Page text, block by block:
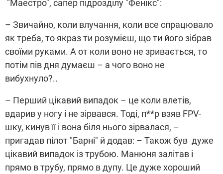
"Маестро", сапер підрозділу "Фенікс":
– Звичайно, коли влучання, коли все спрацювало
як треба, то якраз ти розумієш, що ти його зібрав
своїми руками. А от коли воно не зривається, то
потім пів дня думаєш – а чого воно не
вибухнуло?..
– Перший цікавий випадок – це коли влетів,
вдарив у ногу і не зірвався. Тоді, п**р взяв FPV-
шку, кинув її і вона біля нього зірвалася, –
пригадав пілот "Барні" й додав: – Також був дуже
цікавий випадок із трубою. Манюня залітав і
прямо в трубу, прямо в дупу. Це дуже хороший